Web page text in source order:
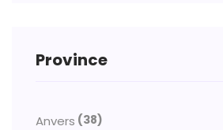
Province
Anvers (38)